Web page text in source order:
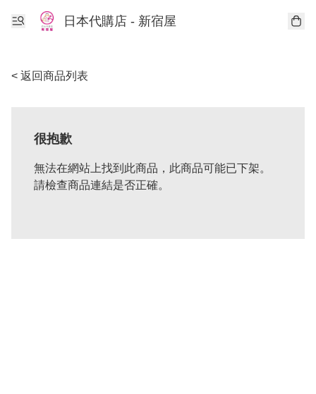
日本代購店 - 新宿屋
< 返回商品列表
很抱歉
無法在網站上找到此商品，此商品可能已下架。
請檢查商品連結是否正確。